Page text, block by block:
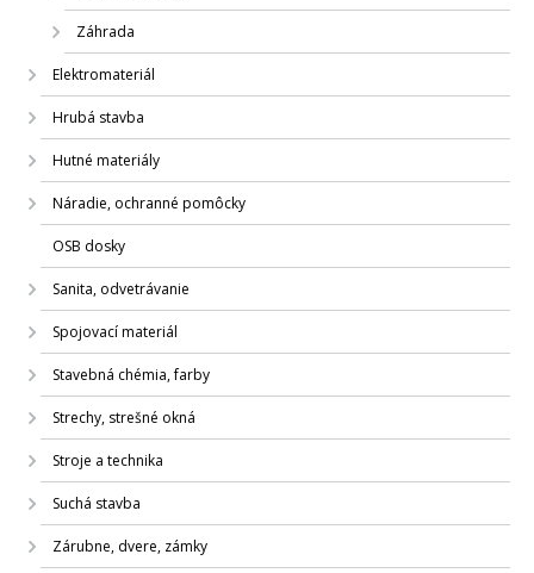
Záhrada
Elektromateriál
Hrubá stavba
Hutné materiály
Náradie, ochranné pomôcky
OSB dosky
Sanita, odvetrávanie
Spojovací materiál
Stavebná chémia, farby
Strechy, strešné okná
Stroje a technika
Suchá stavba
Zárubne, dvere, zámky